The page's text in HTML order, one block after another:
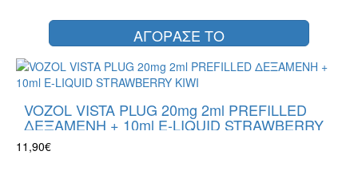
ΑΓΟΡΑΣΕ ΤΟ
VOZOL VISTA PLUG 20mg 2ml PREFILLED
ΔΕΞΑΜΕΝΗ + 10ml E-LIQUID STRAWBERRY
KIWI
11,90€